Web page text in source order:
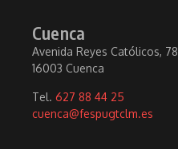
Cuenca
Avenida Reyes Católicos, 78
16003 Cuenca
Tel. 627 88 44 25
cuenca@fespugtclm.es